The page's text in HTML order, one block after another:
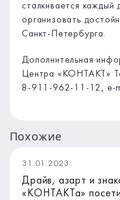
сталкивается каждый
организовать
Санкт-Петербурга.
Дополнительная
Центра «КОНТАКТ»
8-911-962-11-12, e-
Похожие
31.01.2023
Драйв, азарт и
«КОНТАКТа»